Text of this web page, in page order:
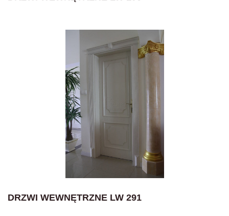
DRZWI WEWNĘTRZNE LW 291